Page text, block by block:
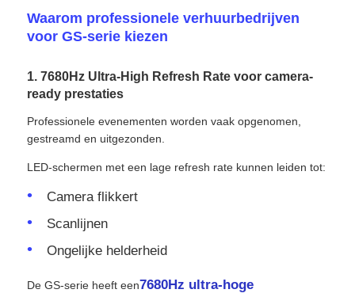
Waarom professionele verhuurbedrijven
voor GS-serie kiezen
1. 7680Hz Ultra-High Refresh Rate voor camera-
ready prestaties
Professionele evenementen worden vaak opgenomen,
gestreamd en uitgezonden.
LED-schermen met een lage refresh rate kunnen leiden tot:
Camera flikkert
Scanlijnen
Ongelijke helderheid
De GS-serie heeft een7680Hz ultra-hoge